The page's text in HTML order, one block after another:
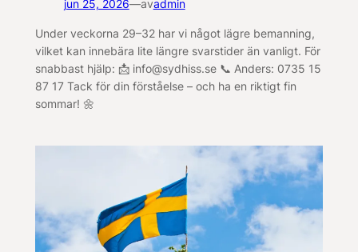
jun 25, 2026—avadmin
Under veckorna 29–32 har vi något lägre bemanning,
vilket kan innebära lite längre svarstider än vanligt. För
snabbast hjälp: 📩 info@sydhiss.se 📞 Anders: 0735 15
87 17 Tack för din förståelse – och ha en riktigt fin
sommar! 🌼